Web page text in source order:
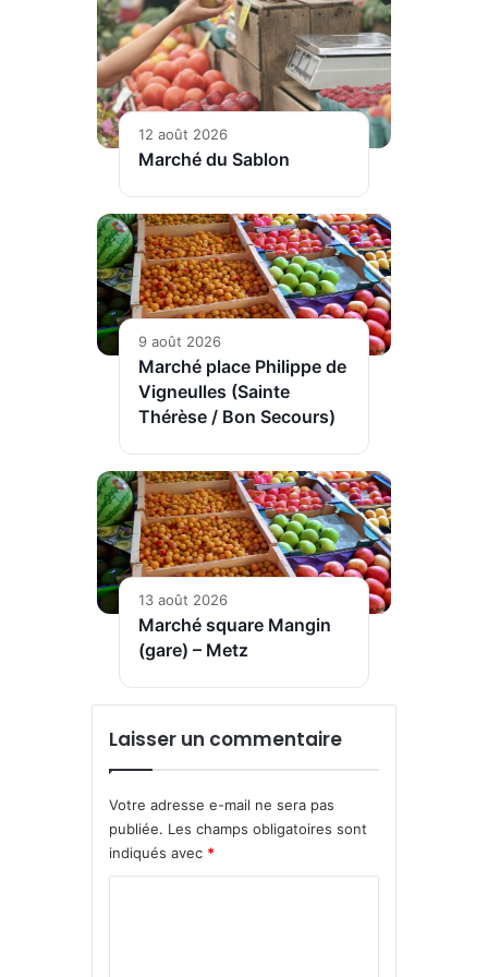
12 août 2026
Marché du Sablon
9 août 2026
Marché place Philippe de
Vigneulles (Sainte
Thérèse / Bon Secours)
13 août 2026
Marché square Mangin
(gare) – Metz
Laisser un commentaire
Votre adresse e-mail ne sera pas
publiée. Les champs obligatoires sont
indiqués avec *